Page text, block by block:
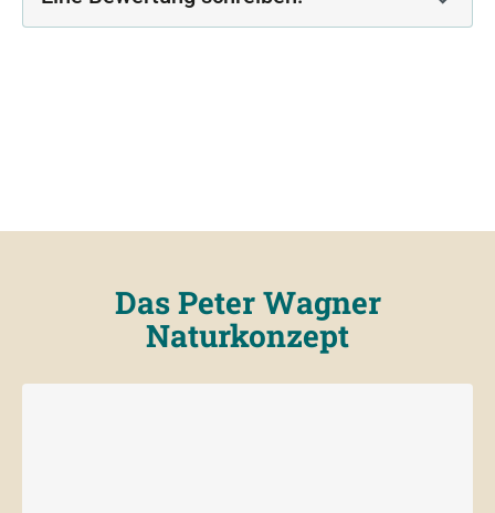
Das Peter Wagner
Naturkonzept